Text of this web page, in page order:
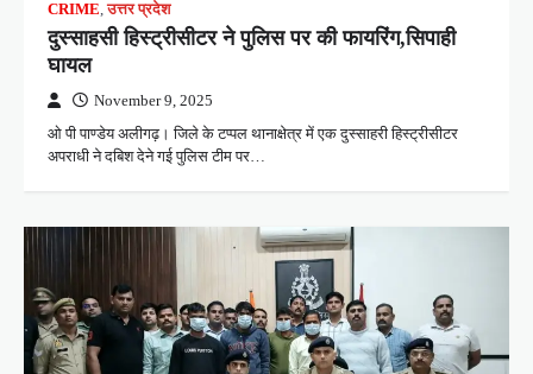
CRIME,उत्तर प्रदेश
दुस्साहसी हिस्ट्रीसीटर ने पुलिस पर की फायरिंग,सिपाही
घायल
November 9, 2025
ओ पी पाण्डेय अलीगढ़। जिले के टप्पल थानाक्षेत्र में एक दुस्साहरी हिस्ट्रीसीटर
अपराधी ने दबिश देने गई पुलिस टीम पर…